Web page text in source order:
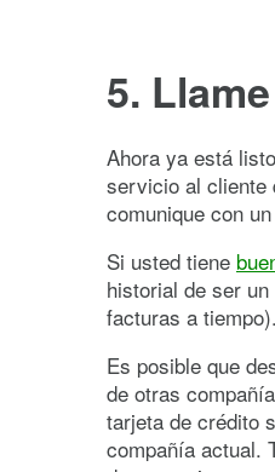
5.
Ahora ya está
servicio al cliente
comunique con
Si usted tiene
historial de ser
facturas a tiempo).
Es posible que
de otras
tarjeta de crédito
compañía actual.